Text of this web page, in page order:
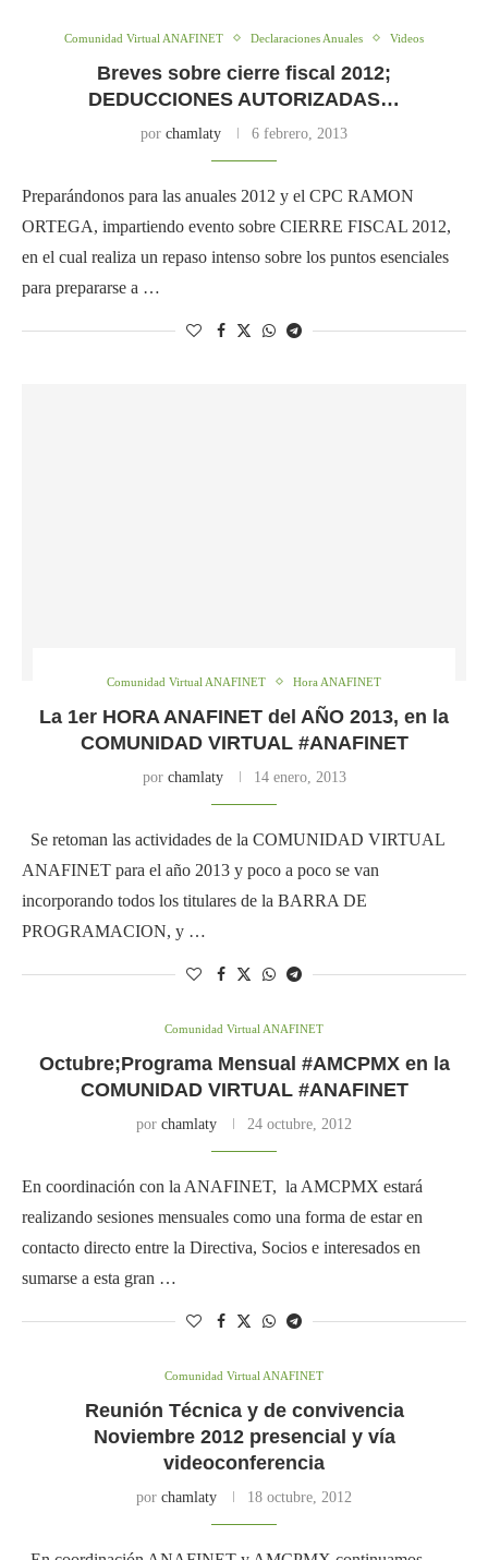
Comunidad Virtual ANAFINET Declaraciones Anuales Videos
Breves sobre cierre fiscal 2012;
DEDUCCIONES AUTORIZADAS…
por chamlaty 6 febrero, 2013
Preparándonos para las anuales 2012 y el CPC RAMON
ORTEGA, impartiendo evento sobre CIERRE FISCAL 2012,
en el cual realiza un repaso intenso sobre los puntos esenciales
para prepararse a …
Comunidad Virtual ANAFINET Hora ANAFINET
La 1er HORA ANAFINET del AÑO 2013, en la
COMUNIDAD VIRTUAL #ANAFINET
por chamlaty 14 enero, 2013
Se retoman las actividades de la COMUNIDAD VIRTUAL
ANAFINET para el año 2013 y poco a poco se van
incorporando todos los titulares de la BARRA DE
PROGRAMACION, y …
Comunidad Virtual ANAFINET
Octubre;Programa Mensual #AMCPMX en la
COMUNIDAD VIRTUAL #ANAFINET
por chamlaty 24 octubre, 2012
En coordinación con la ANAFINET, la AMCPMX estará
realizando sesiones mensuales como una forma de estar en
contacto directo entre la Directiva, Socios e interesados en
sumarse a esta gran …
Comunidad Virtual ANAFINET
Reunión Técnica y de convivencia
Noviembre 2012 presencial y vía
videoconferencia
por chamlaty 18 octubre, 2012